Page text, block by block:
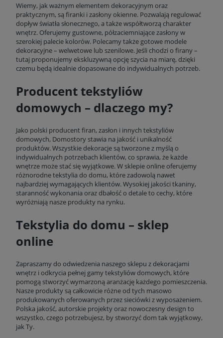
Wiemy, jak ważnym elementem dekoracyjnym oraz
praktycznym, są firanki i zasłony okienne. Pozwalają regulować
dopływ światła słonecznego, a także współtworzą charakter
wnętrz. Oferujemy gustowne, półzaciemniające zasłony w
szerokiej palecie kolorów. Polecamy także gotowe modele
dekoracyjne – welwetowe lub szenilowe. Jeśli chodzi o firany –
tutaj proponujemy ekskluzywną opcję szycia na miarę, dzięki
czemu będą idealnie dopasowane do indywidualnych potrzeb.
Producent tekstyliów
domowych – dlaczego my?
Jako polski producent firan, zasłon i innych tekstyliów
domowych, Domostory stawia na jakość i unikalność
produktów. Wszystkie dekoracje są tworzone z myślą o
indywidualnych potrzebach klientów, co sprawia, że każde
wnętrze może stać się wyjątkowe. W sklepie online oferujemy
różnorodne tekstylia do domu, które zadowolą nawet
najbardziej wymagających klientów. Wysokiej jakości tkaniny,
staranność wykonania oraz dbałość o detale to cechy, które
wyróżniają nasze produkty na rynku.
Tekstylia do domu – sklep
online
Zapraszamy do odwiedzenia naszego sklepu z dekoracjami
wnętrz i odkrycia pełnej gamy tekstyliów domowych, które
pomogą stworzyć wymarzoną aranżację każdego pomieszczenia.
Nasze produkty są całkowicie różne od tych masowo
produkowanych oferowanych przez sieciówki z wyposażeniem.
Polska jakość, autorskie projekty oraz nowoczesny design to
wszystko, czego potrzebujesz, by stworzyć dom tak wyjątkowy,
jak Ty.